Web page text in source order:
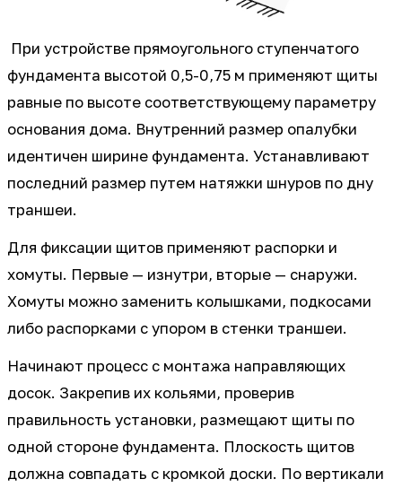
При устройстве прямоугольного ступенчатого
фундамента высотой 0,5-0,75 м применяют щиты
равные по высоте соответствующему параметру
основания дома. Внутренний размер опалубки
идентичен ширине фундамента. Устанавливают
последний размер путем натяжки шнуров по дну
траншеи.
Для фиксации щитов применяют распорки и
хомуты. Первые — изнутри, вторые — снаружи.
Хомуты можно заменить колышками, подкосами
либо распорками с упором в стенки траншеи.
Начинают процесс с монтажа направляющих
досок. Закрепив их кольями, проверив
правильность установки, размещают щиты по
одной стороне фундамента. Плоскость щитов
должна совпадать с кромкой доски. По вертикали